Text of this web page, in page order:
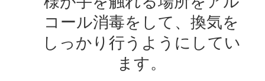
コール消毒をして、換気を
しっかり行うようにしてい
ます。